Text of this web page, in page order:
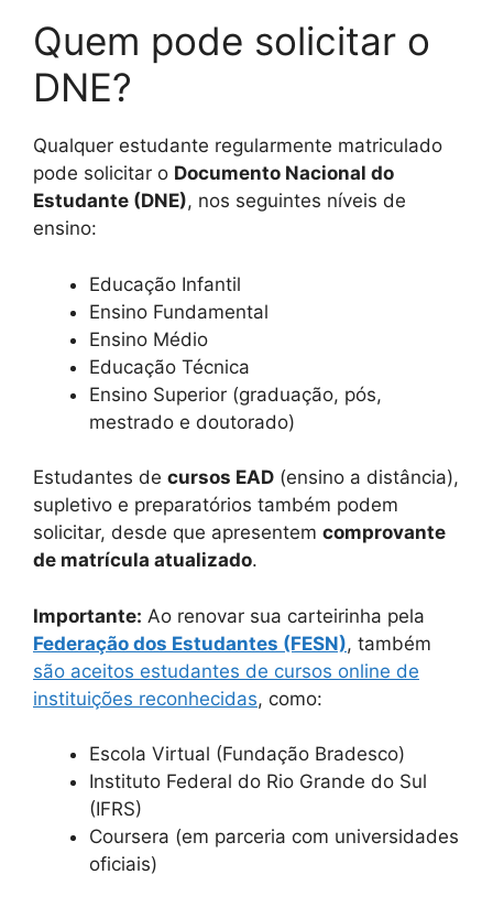
Quem pode solicitar o
DNE?
Qualquer estudante regularmente matriculado
pode solicitar o Documento Nacional do
Estudante (DNE), nos seguintes níveis de
ensino:
Educação Infantil
Ensino Fundamental
Ensino Médio
Educação Técnica
Ensino Superior (graduação, pós,
mestrado e doutorado)
Estudantes de cursos EAD (ensino a distância),
supletivo e preparatórios também podem
solicitar, desde que apresentem comprovante
de matrícula atualizado.
Importante: Ao renovar sua carteirinha pela
Federação dos Estudantes (FESN), também
são aceitos estudantes de cursos online de
instituições reconhecidas, como:
Escola Virtual (Fundação Bradesco)
Instituto Federal do Rio Grande do Sul
(IFRS)
Coursera (em parceria com universidades
oficiais)